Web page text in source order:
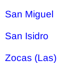
San Miguel
San Isidro
Zocas (Las)